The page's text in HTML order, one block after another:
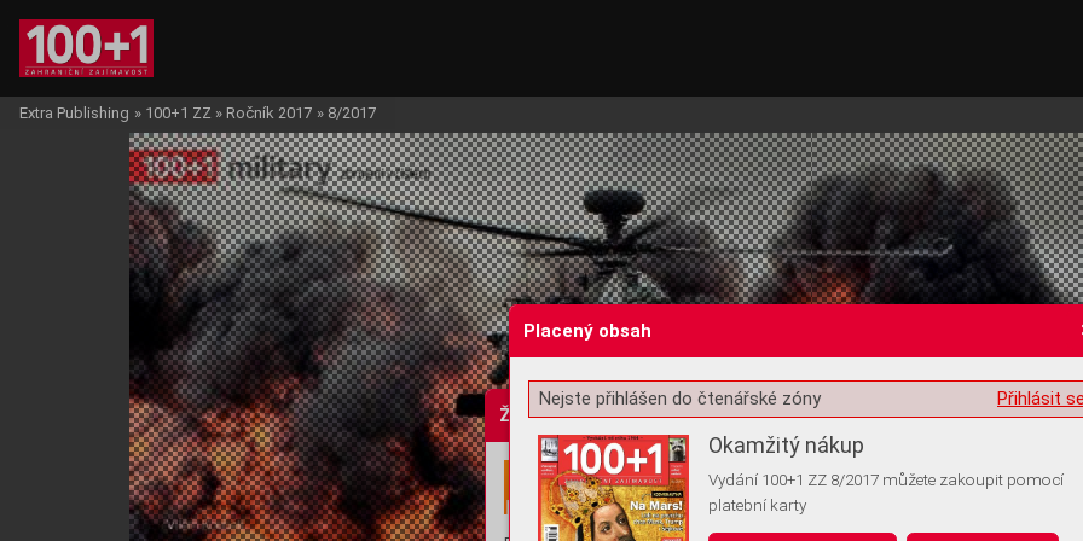
Žádost o souhlas s ukládáním volitelných informací
Extra Publishing » 100+1 ZZ » Ročník 2017 » 8/2017
Placený obsah
Přihlásit
Nejste přihlášen do čtenářské zóny
Okamžitý nákup
Vydání 100+1 ZZ 8/2017 můžete zakoupit pomocí
platební karty